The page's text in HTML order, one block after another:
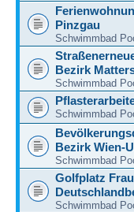
Pinzgau
Schwimmbad
Bezirk
Schwimmbad
Schwimmbad
Bezirk Wien-
Schwimmbad
Golfplatz
Schwimmbad